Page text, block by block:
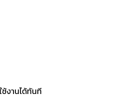
งานได้ทันที